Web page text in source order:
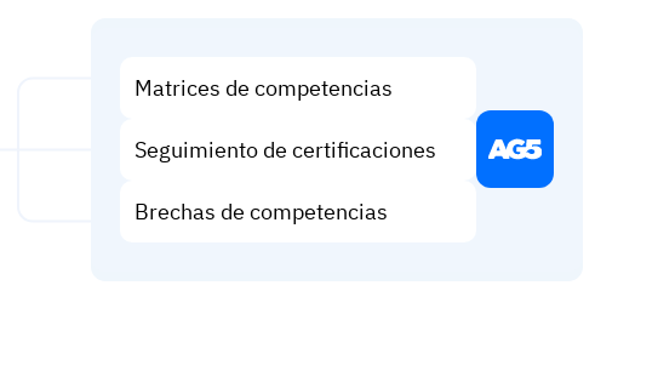
Matrices de competencias
Seguimiento de certificaciones
Brechas de competencias